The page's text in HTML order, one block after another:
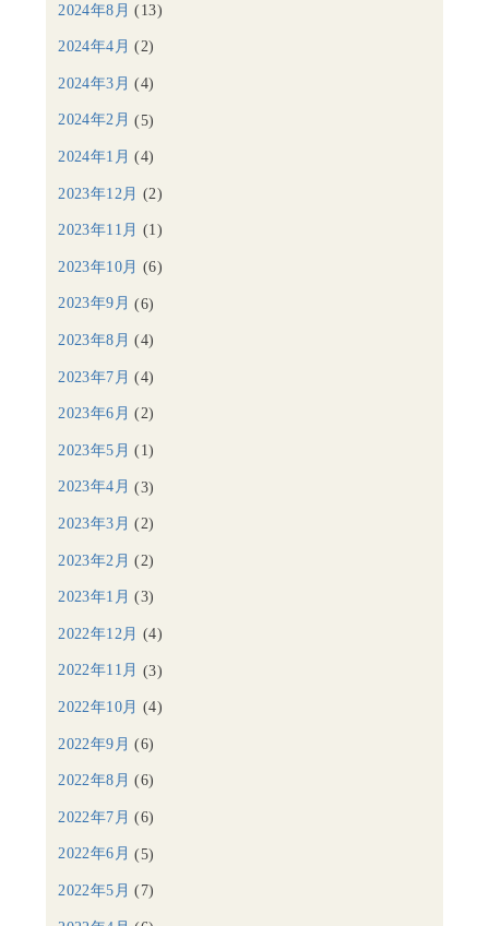
2024年8月 (13)
2024年4月 (2)
2024年3月 (4)
2024年2月 (5)
2024年1月 (4)
2023年12月 (2)
2023年11月 (1)
2023年10月 (6)
2023年9月 (6)
2023年8月 (4)
2023年7月 (4)
2023年6月 (2)
2023年5月 (1)
2023年4月 (3)
2023年3月 (2)
2023年2月 (2)
2023年1月 (3)
2022年12月 (4)
2022年11月 (3)
2022年10月 (4)
2022年9月 (6)
2022年8月 (6)
2022年7月 (6)
2022年6月 (5)
2022年5月 (7)